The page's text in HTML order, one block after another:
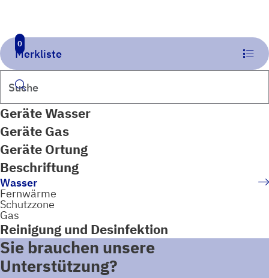
Merkliste
0
Suchen
Geräte Wasser
Geräte Gas
Geräte Ortung
Beschriftung
Wasser
Fernwärme
Schutzzone
Gas
Reinigung und Desinfektion
Menge
Sie brauchen unsere
Unterstützung?